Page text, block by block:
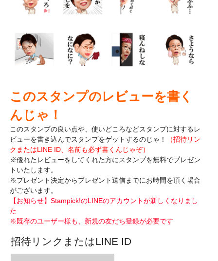
このスタンプのレビューを書く
んじゃ！
このスタンプの良い点や、使いどころなどスタンプに対するレ
ビューを書き込んでスタンプをゲットするのじゃ！
（招待リン
クまたはLINE ID、名前も必ず書くんじゃぞ）
※優れたレビューをしてくれた方にスタンプを無料でプレゼン
トいたします。
※プレゼント決定からプレゼント送信までにお時間を頂く場合
がございます。
【お知らせ】Stampick!のLINEのアカウントが新しくなりまし
た
※既存のユーザー様も、新規の友だち登録が必要です
招待リンクまたはLINE ID